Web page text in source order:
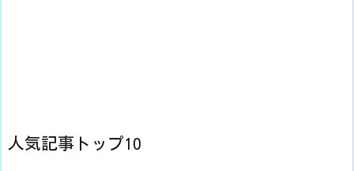
人気記事トップ10